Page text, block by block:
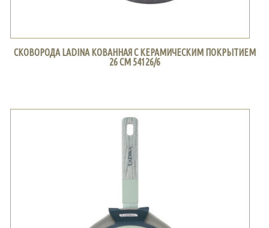
СКОВОРОДА LADINA КОВАННАЯ С КЕРАМИЧЕСКИМ ПОКРЫТИЕМ
26 СМ 54126/6